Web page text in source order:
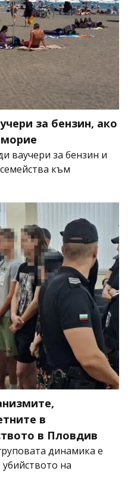
за бензин, ако
ваучери за бензин и
към
в
в Пловдив
динамика е
на